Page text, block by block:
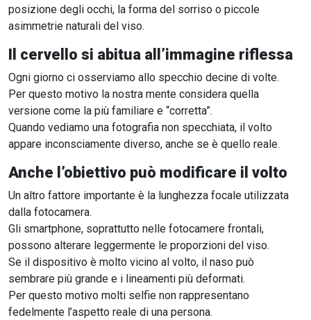
posizione degli occhi, la forma del sorriso o piccole
asimmetrie naturali del viso.
Il cervello si abitua all’immagine riflessa
Ogni giorno ci osserviamo allo specchio decine di volte.
Per questo motivo la nostra mente considera quella
versione come la più familiare e “corretta”.
Quando vediamo una fotografia non specchiata, il volto
appare inconsciamente diverso, anche se è quello reale.
Anche l’obiettivo può modificare il volto
Un altro fattore importante è la lunghezza focale utilizzata
dalla fotocamera.
Gli smartphone, soprattutto nelle fotocamere frontali,
possono alterare leggermente le proporzioni del viso.
Se il dispositivo è molto vicino al volto, il naso può
sembrare più grande e i lineamenti più deformati.
Per questo motivo molti selfie non rappresentano
fedelmente l’aspetto reale di una persona.